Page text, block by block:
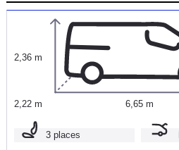
2,36 m
2,22 m 6,65 m
3 places